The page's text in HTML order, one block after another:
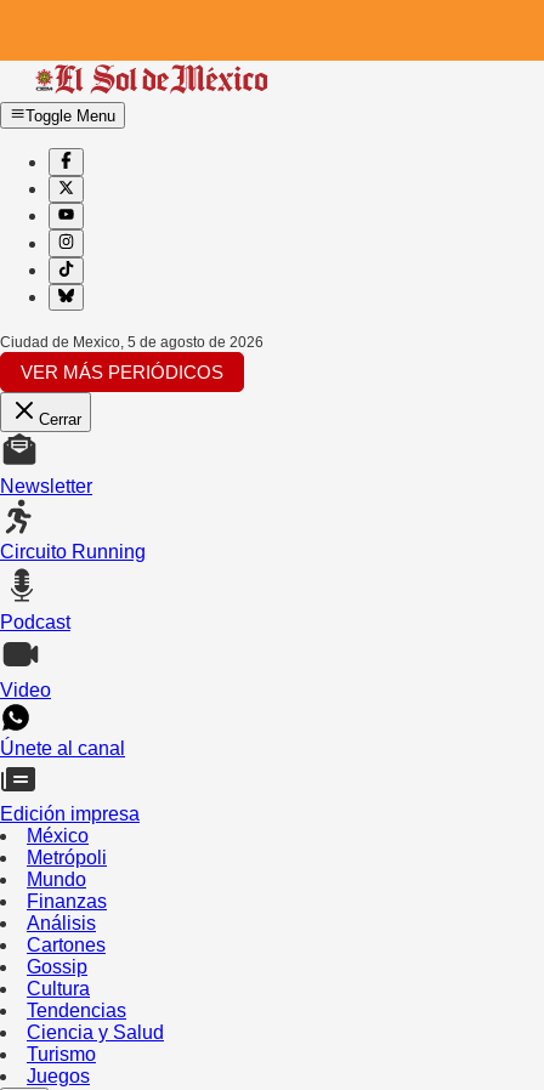
Toggle Menu
Ciudad de Mexico, 5 de agosto de 2026
VER MÁS PERIÓDICOS
Cerrar
Newsletter
Circuito Running
Podcast
Video
Únete al canal
Edición impresa
México
Metrópoli
Mundo
Finanzas
Análisis
Cartones
Gossip
Cultura
Tendencias
Ciencia y Salud
Turismo
Juegos